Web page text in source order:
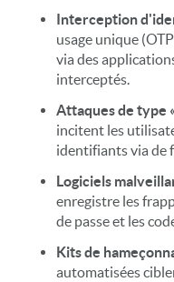
Interception
usage unique
via des
interceptés.
Attaques de type
incitent les
identifiants via de
Logiciels
enregistre les
de passe et les
Kits de
automatisées